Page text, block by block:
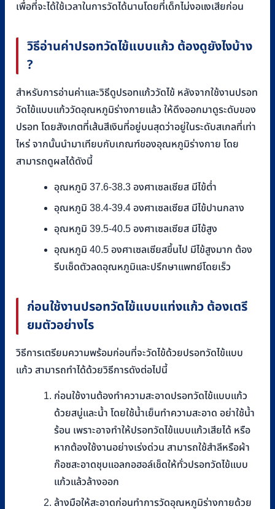
เพื่อที่จะได้ใช้เวลาในการวัดได้นานโดยที่เด็กไม่งอแงเสียก่อน
วิธีอ่านค่าปรอทวัดไข้แบบแก้ว ต้องดูยังไงบ้าง
?
สำหรับการอ่านค่าและวิธีดูปรอทแก้ววัดไข้ หลังจากใช้งานปรอท
วัดไข้แบบแก้ววัดอุณหภูมิร่างกายแล้ว ให้ดึงออกมาดูระดับของ
ปรอท โดยสังเกตที่เส้นสีเงินที่อยู่บนสุดว่าอยู่ในระดับสเกลที่เท่า
ไหร่ จากนั้นนำมาเทียบกับเกณฑ์ของอุณหภูมิร่างกาย โดย
สามารถดูผลได้ดังนี้
อุณหภูมิ 37.6-38.3 องศาเซลเซียส มีไข้ต่ำ
อุณหภูมิ 38.4-39.4 องศาเซลเซียส มีไข้ปานกลาง
อุณหภูมิ 39.5-40.5 องศาเซลเซียส มีไข้สูง
อุณหภูมิ 40.5 องศาเซลเซียสขึ้นไป มีไข้สูงมาก ต้อง
รีบเช็ดตัวลดอุณหภูมิและปรึกษาแพทย์โดยเร็ว
ก่อนใช้งานปรอทวัดไข้แบบแท่งแก้ว ต้องเตรี
ยมตัวอย่างไร
วิธีการเตรียมความพร้อมก่อนที่จะวัดไข้ด้วยปรอทวัดไข้แบบ
แก้ว สามารถทำได้ด้วยวิธีการดังต่อไปนี้
ก่อนใช้งานต้องทำความสะอาดปรอทวัดไข้แบบแก้ว
ด้วยสบู่และน้ำ โดยใช้น้ำเย็นทำความสะอาด อย่าใช้น้ำ
ร้อน เพราะอาจทำให้ปรอทวัดไข้แบบแก้วเสียได้ หรือ
หากต้องใช้งานอย่างเร่งด่วน สามารถใช้สำลีหรือผ้า
ก๊อซสะอาดชุบแอลกอฮอล์เช็ดให้ทั่วปรอทวัดไข้แบบ
แก้วแล้วล้างออก
ล้างมือให้สะอาดก่อนทำการวัดอุณหภูมิร่างกายด้วย